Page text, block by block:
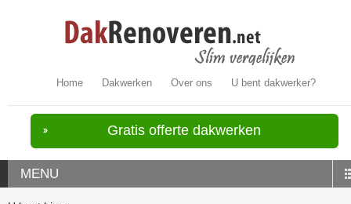
Home Dakwerken Over ons U bent dakwerker?
Gratis offerte dakwerken
MENU